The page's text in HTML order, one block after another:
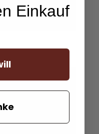
Einkauf